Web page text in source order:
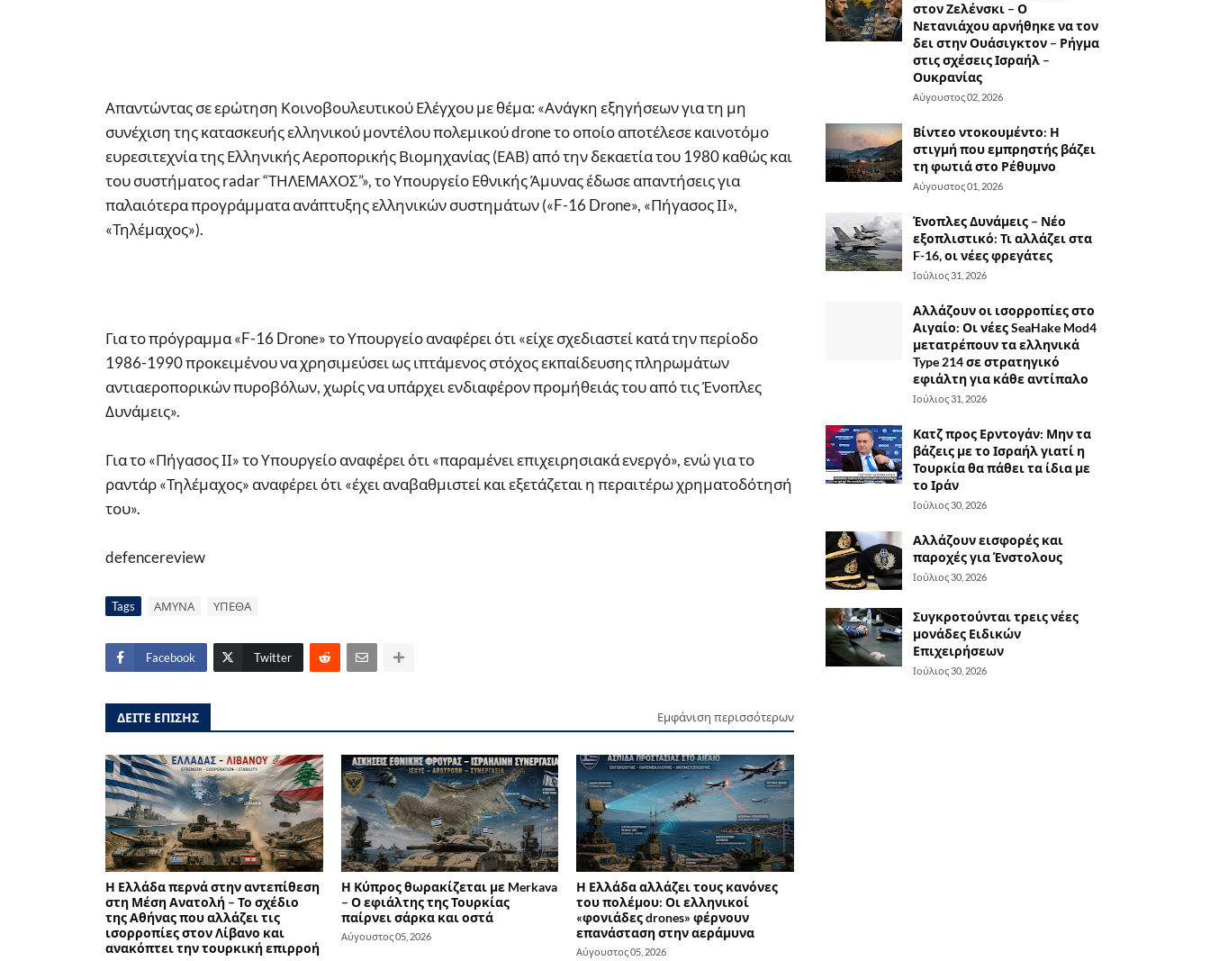
Απαντώντας σε ερώτηση Κοινοβουλευτικού Ελέγχου με θέμα: «Ανάγκη εξηγήσεων για τη μη
συνέχιση της κατασκευής ελληνικού μοντέλου πολεμικού drone το οποίο αποτέλεσε καινοτόμο
ευρεσιτεχνία της Ελληνικής Αεροπορικής Βιομηχανίας (ΕΑΒ) από την δεκαετία του 1980 καθώς και
του συστήματος radar “ΤΗΛΕΜΑΧΟΣ”», το Υπουργείο Εθνικής Άμυνας έδωσε απαντήσεις για
παλαιότερα προγράμματα ανάπτυξης ελληνικών συστημάτων («F-16 Drone», «Πήγασος ΙΙ»,
«Τηλέμαχος»).
Για το πρόγραμμα «F-16 Drone» το Υπουργείο αναφέρει ότι «είχε σχεδιαστεί κατά την περίοδο
1986-1990 προκειμένου να χρησιμεύσει ως ιπτάμενος στόχος εκπαίδευσης πληρωμάτων
αντιαεροπορικών πυροβόλων, χωρίς να υπάρχει ενδιαφέρον προμήθειάς του από τις Ένοπλες
Δυνάμεις».
Για το «Πήγασος ΙΙ» το Υπουργείο αναφέρει ότι «παραμένει επιχειρησιακά ενεργό», ενώ για το
ραντάρ «Τηλέμαχος» αναφέρει ότι «έχει αναβαθμιστεί και εξετάζεται η περαιτέρω χρηματοδότησή
του».
defencereview
Tags ΑΜΥΝΑ ΥΠΕΘΑ
Facebook Twitter
ΔΕΙΤΕ ΕΠΙΣΗΣ Εμφάνιση περισσότερων
Η Ελλάδα περνά στην αντεπίθεση
στη Μέση Ανατολή – Το σχέδιο
της Αθήνας που αλλάζει τις
ισορροπίες στον Λίβανο και
ανακόπτει την τουρκική επιρροή
Η Κύπρος θωρακίζεται με Merkava
– Ο εφιάλτης της Τουρκίας
παίρνει σάρκα και οστά
Αύγουστος 05, 2026
Η Ελλάδα αλλάζει τους κανόνες
του πολέμου: Οι ελληνικοί
«φονιάδες drones» φέρνουν
επανάσταση στην αεράμυνα
Αύγουστος 05, 2026
στον Ζελένσκι – Ο
Νετανιάχου αρνήθηκε να τον
δει στην Ουάσιγκτον – Ρήγμα
στις σχέσεις Ισραήλ –
Ουκρανίας
Αύγουστος 02, 2026
Βίντεο ντοκουμέντο: Η
στιγμή που εμπρηστής βάζει
τη φωτιά στο Ρέθυμνο
Αύγουστος 01, 2026
Ένοπλες Δυνάμεις – Νέο
εξοπλιστικό: Τι αλλάζει στα
F-16, οι νέες φρεγάτες
Ιούλιος 31, 2026
Αλλάζουν οι ισορροπίες στο
Αιγαίο: Οι νέες SeaHake Mod4
μετατρέπουν τα ελληνικά
Type 214 σε στρατηγικό
εφιάλτη για κάθε αντίπαλο
Ιούλιος 31, 2026
Κατζ προς Ερντογάν: Μην τα
βάζεις με το Ισραήλ γιατί η
Τουρκία θα πάθει τα ίδια με
το Ιράν
Ιούλιος 30, 2026
Αλλάζουν εισφορές και
παροχές για Ένστολους
Ιούλιος 30, 2026
Συγκροτούνται τρεις νέες
μονάδες Ειδικών
Επιχειρήσεων
Ιούλιος 30, 2026